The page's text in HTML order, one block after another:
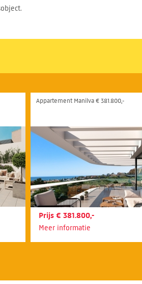
Appartement Manilva € 381.800,-
Prijs € 381.800,-
Meer informatie